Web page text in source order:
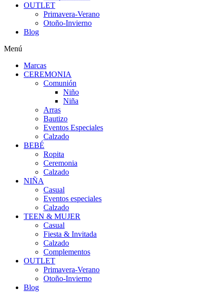
OUTLET
Primavera-Verano
Otoño-Invierno
Blog
Menú
Marcas
CEREMONIA
Comunión
Niño
Niña
Arras
Bautizo
Eventos Especiales
Calzado
BEBÉ
Ropita
Ceremonia
Calzado
NIÑA
Casual
Eventos especiales
Calzado
TEEN & MUJER
Casual
Fiesta & Invitada
Calzado
Complementos
OUTLET
Primavera-Verano
Otoño-Invierno
Blog